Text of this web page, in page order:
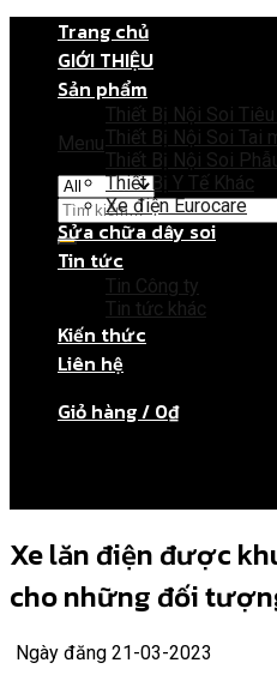
Menu
Giỏ hàng
Chưa có sản phẩm trong
Trang chủ
GIỚI THIỆU
Sản phẩm
Thiết Bị Nội Soi
Thiết Bị Nội Soi Tai
Thiết Bị Nội Soi
Thiết Bị Y Tế Khác
Xe điện Eurocare
Sửa chữa dây soi
Tin tức
Tin Công ty
Tin tức khác
Kiến thức
Liên hệ
Giỏ hàng / 0₫
Xe lăn điện được
cho những đối
Ngày đăng 21-03-2023